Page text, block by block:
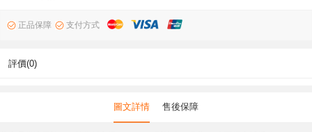
正品保障 支付方式
評價(0)
圖文詳情 售後保障